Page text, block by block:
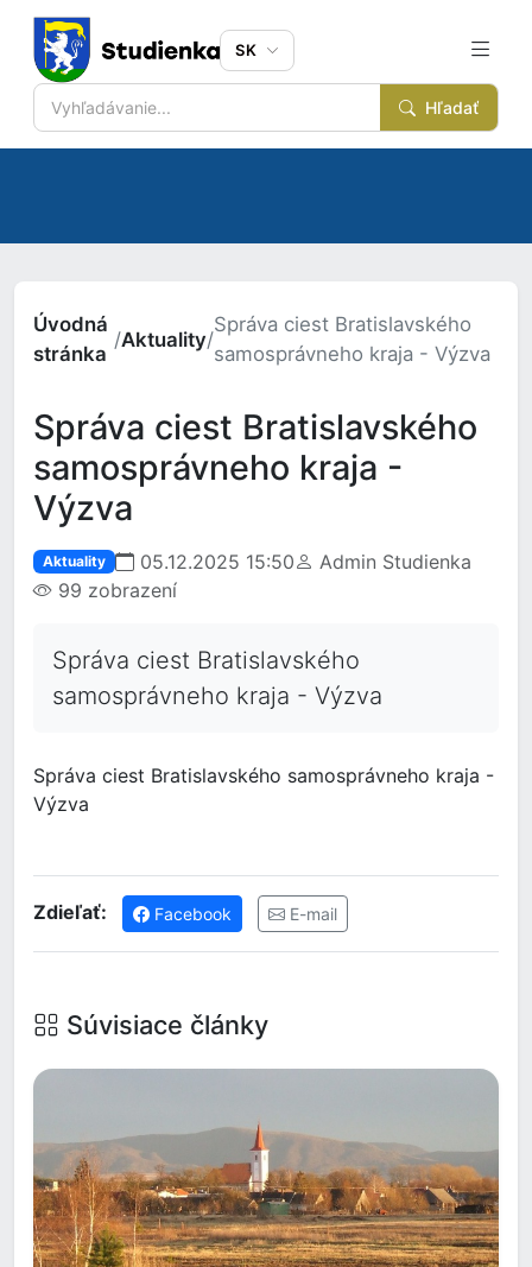
Hľadať
SK
Úvodná
stránka
/Aktuality/
Správa ciest Bratislavského
samosprávneho kraja - Výzva
Správa ciest Bratislavského
samosprávneho kraja -
Výzva
Aktuality 05.12.2025 15:50
Admin Studienka
99 zobrazení
Správa ciest Bratislavského
samosprávneho kraja - Výzva
Správa ciest Bratislavského samosprávneho kraja -
Výzva
Zdieľať: Facebook E-mail
Súvisiace články